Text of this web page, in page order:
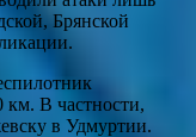
Брянской
км. В частности,
в Удмуртии.